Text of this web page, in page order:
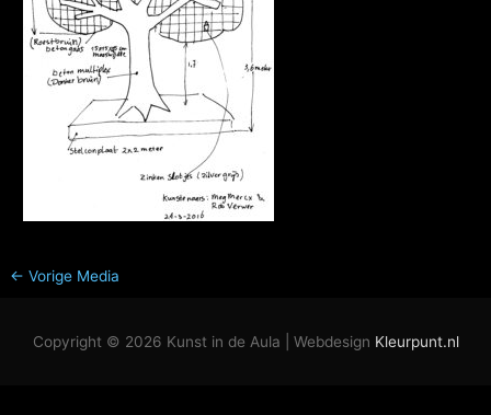
← Vorige Media
Copyright © 2026 Kunst in de Aula | Webdesign Kleurpunt.nl